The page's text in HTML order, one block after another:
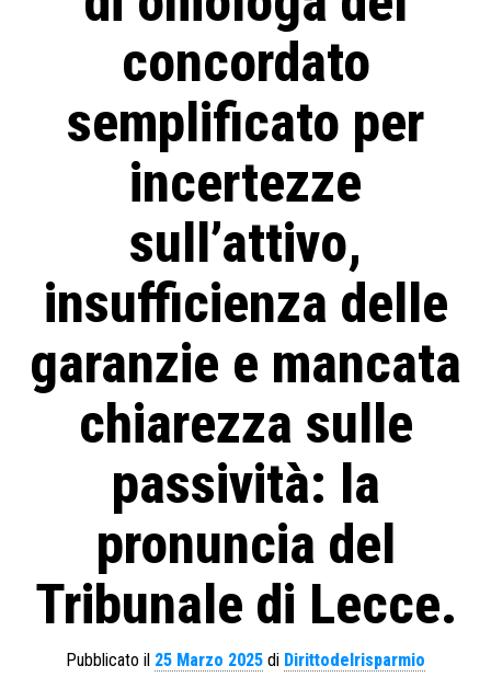
concordato
semplificato per
incertezze
sull’attivo,
insufficienza delle
garanzie e mancata
chiarezza sulle
passività: la
pronuncia del
Tribunale di Lecce.
Pubblicato il 25 Marzo 2025 di Dirittodelrisparmio